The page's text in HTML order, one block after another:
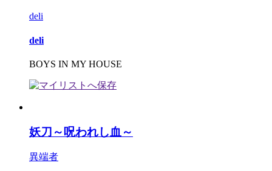
deli
deli
BOYS IN MY HOUSE
妖刀～呪われし血～
異端者